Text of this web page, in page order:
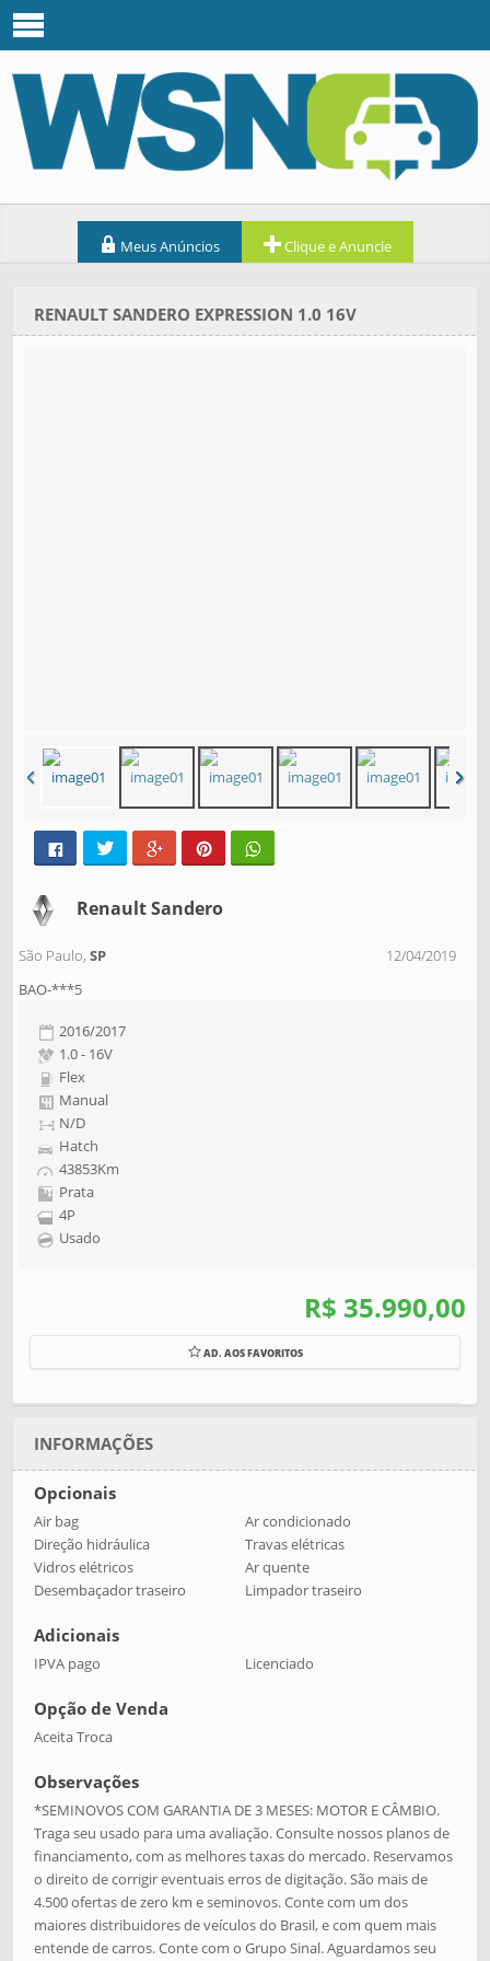
Meus Anúncios Clique e Anuncie
RENAULT SANDERO EXPRESSION 1.0 16V
Renault Sandero
São Paulo,SP
12/04/2019
BAO-***5
2016/2017
1.0 - 16V
Flex
Manual
N/D
Hatch
43853Km
Prata
4P
Usado
R$ 35.990,00
AD. AOS FAVORITOS
INFORMAÇÕES
Opcionais
Air bag
Ar condicionado
Direção hidráulica
Travas elétricas
Vidros elétricos
Ar quente
Desembaçador traseiro
Limpador traseiro
Adicionais
IPVA pago Licenciado
Opção de Venda
Aceita Troca
Observações
*SEMINOVOS COM GARANTIA DE 3 MESES: MOTOR E CÂMBIO.
Traga seu usado para uma avaliação. Consulte nossos planos de
financiamento, com as melhores taxas do mercado. Reservamos
o direito de corrigir eventuais erros de digitação. São mais de
4.500 ofertas de zero km e seminovos. Conte com um dos
maiores distribuidores de veículos do Brasil, e com quem mais
entende de carros. Conte com o Grupo Sinal. Aguardamos seu